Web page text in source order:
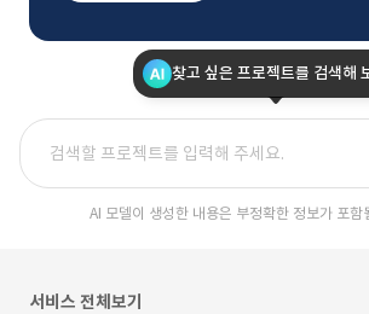
찾고 싶은 프로젝트를 검색해
AI 모델이 생성한 내용은 부정확한 정보가 포함
서비스 전체보기